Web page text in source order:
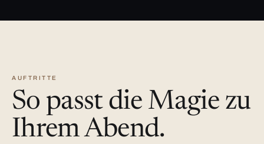
AUFTRITTE
So passt die Magie zu
Ihrem Abend.